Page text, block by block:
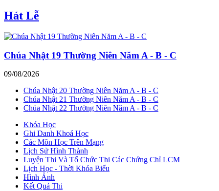
Hát Lễ
Chúa Nhật 19 Thường Niên Năm A - B - C
09/08/2026
Chúa Nhật 20 Thường Niên Năm A - B - C
Chúa Nhật 21 Thường Niên Năm A - B - C
Chúa Nhật 22 Thường Niên Năm A - B - C
Khóa Học
Ghi Danh Khoá Học
Các Môn Học Trên Mạng
Lịch Sử Hình Thành
Luyện Thi Và Tổ Chức Thi Các Chứng Chỉ LCM
Lịch Học - Thời Khóa Biểu
Hình Ảnh
Kết Quả Thi